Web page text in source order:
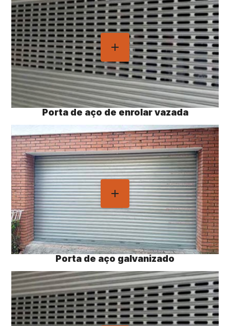
Porta de aço de enrolar vazada
Porta de aço galvanizado